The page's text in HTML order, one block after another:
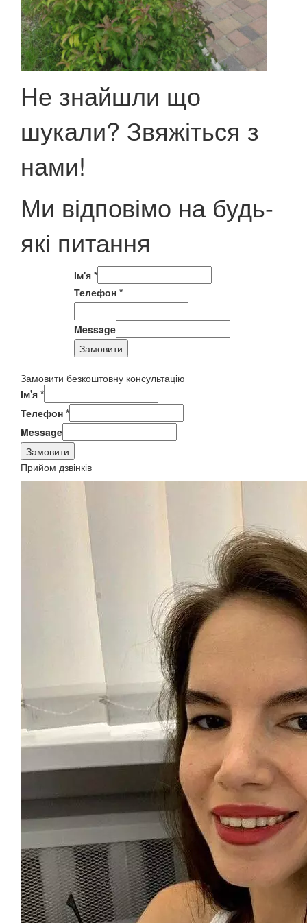
Не знайшли що
шукали? Звяжіться з
нами!
Ми відповімо на будь-
які питання
Ім'я *
Телефон *
Message
Замовити
Замовити безкоштовну консультацію
Ім'я *
Телефон *
Message
Замовити
Прийом дзвінків